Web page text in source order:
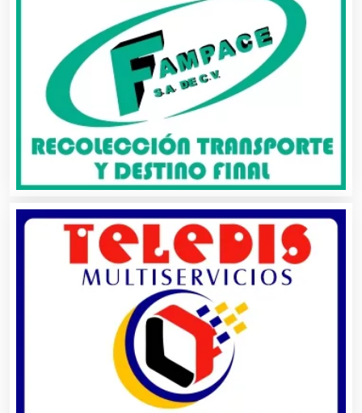
Automatización
Automóviles Nuevos y Usados
Autopartes Eléctricas
Avaluos
Bancos